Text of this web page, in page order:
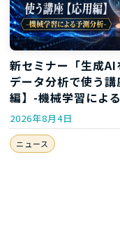
新セミナー「生成AI
データ分析で使う講
編】-機械学習によ
析-」開講のお知らせ
2026年8月4日
ニュース